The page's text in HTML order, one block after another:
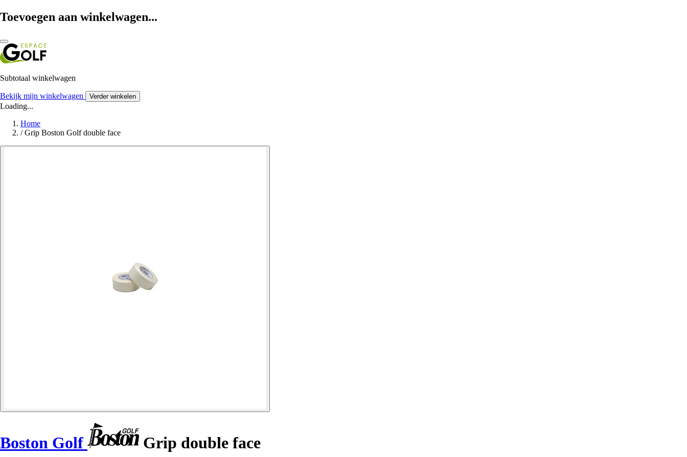
Toevoegen aan winkelwagen...
Subtotaal winkelwagen
Bekijk mijn winkelwagen Verder winkelen
Loading...
Home
/ Grip Boston Golf double face
Boston Golf Grip double face